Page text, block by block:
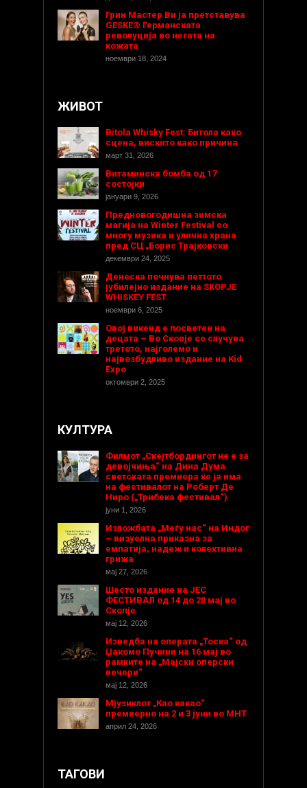
Грин Мастер Ви ја претставува
GESKE® Германската
револуција во негата на
кожата
ноември 18, 2024
ЖИВОТ
Bitola Whisky Fest: Битола како
сцена, вискито како причина
март 31, 2026
Витаминска бомба од 17
состојки
јануари 9, 2026
Предновогодишнa зимска
магија на Winter Festival со
многу музика и улична храна
пред СЦ „Борис Трајковски
декември 24, 2025
Денеска почнува петтото
јубилејно издание на SKOPJE
WHISKEY FEST
ноември 6, 2025
Овој викенд е посветен на
децата – Во Скопје се случува
третото, најголемо и
највозбудливо издание на Kid
Expo
октомври 2, 2025
КУЛТУРА
Филмот „Скејтбордингот не е за
девојчиња“ на Дина Дума
светската премиера ќе ја има
на фестивалот на Роберт Де
Ниро („Трибека фестивал“)
јуни 1, 2026
Изложбата „Меѓу нас“ на Индог
– визуелна приказна за
емпатија, надеж и колективна
грижа
мај 27, 2026
Шесто издание на ЈЕС
ФЕСТИВАЛ од 14 до 20 мај во
Скопје
мај 12, 2026
Изведба на операта „Тоска“ од
Џакомо Пучини на 16 мај во
рамките на „Мајски оперски
вечери“
мај 12, 2026
Мјузиклот „Као какао“
премиерно на 2 и 3 јуни во МНТ
април 24, 2026
ТАГОВИ